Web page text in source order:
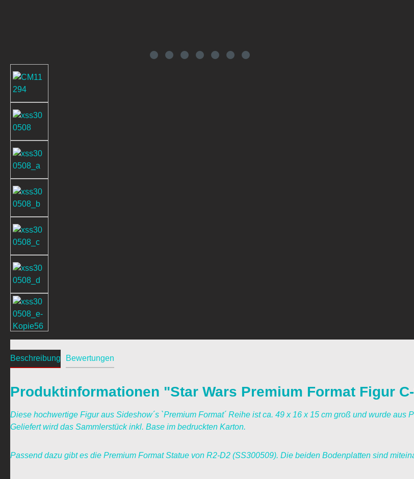
Beschreibung Bewertungen
Produktinformationen "Star Wars Premium Format Figur
Diese hochwertige Figur aus Sideshow´s `Premium Format´ Reihe ist ca. 49 x 16 x 15 cm groß und wurde
Geliefert wird das Sammlerstück inkl. Base im bedruckten Karton.
Passend dazu gibt es die Premium Format Statue von R2-D2 (SS300509). Die beiden Bodenplatten sind